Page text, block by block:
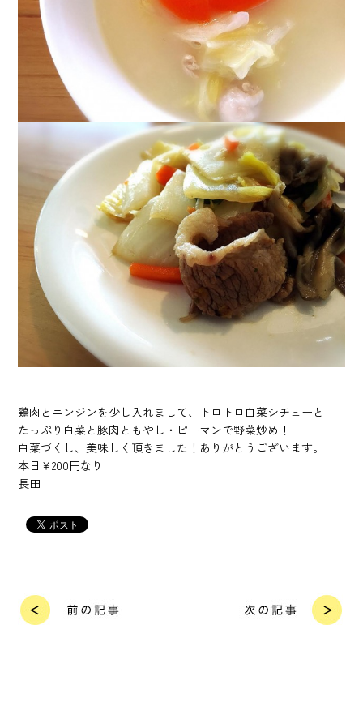
鶏肉とニンジンを少し入れまして、トロトロ白菜シチューと
たっぷり白菜と豚肉ともやし・ピーマンで野菜炒め！
白菜づくし、美味しく頂きました！ありがとうございます。
本日￥200円なり
長田